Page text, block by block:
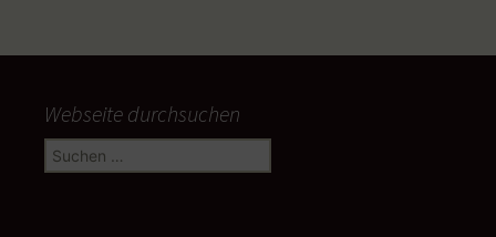
Webseite durchsuchen
Suchen
nach: